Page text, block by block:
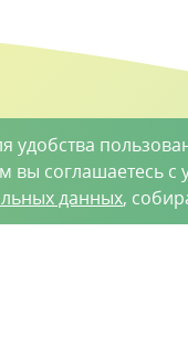
вы соглашаетесь с
данных,